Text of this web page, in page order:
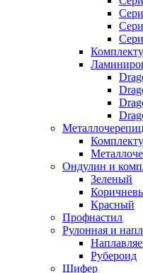
Ондулин и
Зеленый
Красный
Профнастил
Рулонная и
Рубероид
Шифер